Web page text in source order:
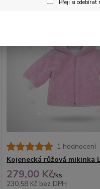
1 hodnocení
Kojenecká růžová mikinka
279,00 Kč/ks
230,58 Kč bez DPH
Přeji si odebírat